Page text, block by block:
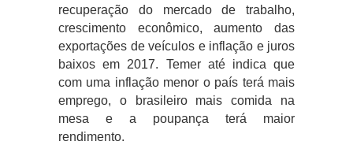
recuperação do mercado de trabalho,
crescimento econômico, aumento das
exportações de veículos e inflação e juros
baixos em 2017. Temer até indica que
com uma inflação menor o país terá mais
emprego, o brasileiro mais comida na
mesa e a poupança terá maior
rendimento.